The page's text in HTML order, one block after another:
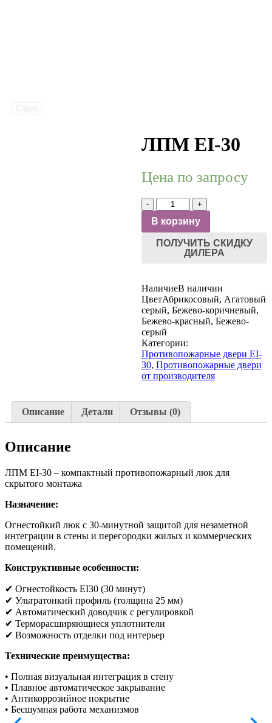
ЛПМ EI-30
Цена по запросу
-
Количество
товара
ЛПМ
EI-
30
+
В корзину
ПОЛУЧИТЬ СКИДКУ
ДИЛЕРА
НаличиеВ наличии
ЦветАбрикосовый, Агатовый
серый, Бежево-коричневый,
Бежево-красный, Бежево-
серый
Категории:
Противопожарные двери EI-
30, Противопожарные двери
от производителя
Описание Детали Отзывы (0)
Описание
ЛПМ EI-30 – компактный противопожарный люк для
скрытого монтажа
Назначение:
Огнестойкий люк с 30-минутной защитой для незаметной
интеграции в стены и перегородки жилых и коммерческих
помещений.
Конструктивные особенности:
✔ Огнестойкость EI30 (30 минут)
✔ Ультратонкий профиль (толщина 25 мм)
✔ Автоматический доводчик с регулировкой
✔ Терморасширяющиеся уплотнители
✔ Возможность отделки под интерьер
Технические преимущества:
• Полная визуальная интеграция в стену
• Плавное автоматическое закрывание
• Антикоррозийное покрытие
• Бесшумная работа механизмов